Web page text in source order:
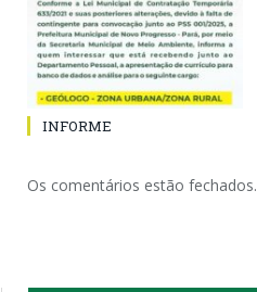
INFORME
Os comentários estão fechados.